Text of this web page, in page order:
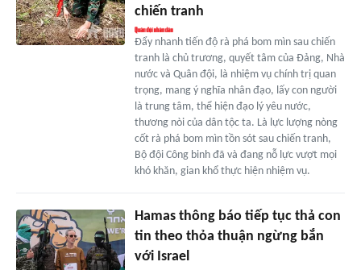
chiến tranh
Đẩy nhanh tiến độ rà phá bom mìn sau chiến
tranh là chủ trương, quyết tâm của Đảng, Nhà
nước và Quân đội, là nhiệm vụ chính trị quan
trọng, mang ý nghĩa nhân đạo, lấy con người
là trung tâm, thể hiện đạo lý yêu nước,
thương nòi của dân tộc ta. Là lực lượng nòng
cốt rà phá bom mìn tồn sót sau chiến tranh,
Bộ đội Công binh đã và đang nỗ lực vượt mọi
khó khăn, gian khổ thực hiện nhiệm vụ.
Hamas thông báo tiếp tục thả con
tin theo thỏa thuận ngừng bắn
với Israel